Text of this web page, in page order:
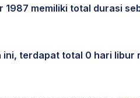
1987 memiliki total durasi
ini, terdapat total 0 hari